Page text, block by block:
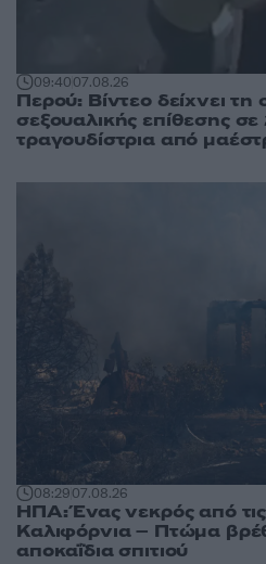
09:4007.08.26
Περού: Βίντεο δείχνει τη
σεξουαλικής επίθεσης
τραγουδίστρια από
08:2907.08.26
ΗΠΑ: Ένας νεκρός από
Καλιφόρνια – Πτώμα
αποκαΐδια σπιτιού